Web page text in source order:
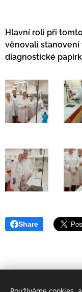
Hlavní roli při
věnovali
diagnostické
Share